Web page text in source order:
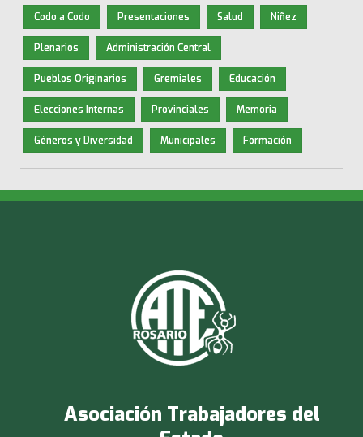
Codo a Codo Presentaciones Salud Niñez
Plenarios Administración Central
Pueblos Originarios Gremiales Educación
Elecciones Internas Provinciales Memoria
Géneros y Diversidad Municipales Formación
Asociación Trabajadores del